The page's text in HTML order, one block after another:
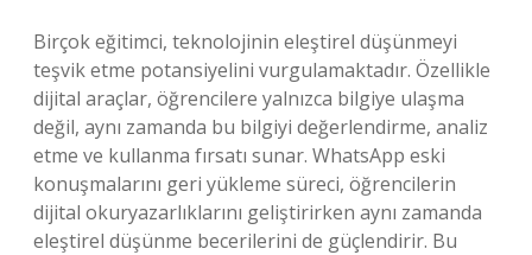
Birçok eğitimci, teknolojinin eleştirel düşünmeyi
teşvik etme potansiyelini vurgulamaktadır. Özellikle
dijital araçlar, öğrencilere yalnızca bilgiye ulaşma
değil, aynı zamanda bu bilgiyi değerlendirme, analiz
etme ve kullanma fırsatı sunar. WhatsApp eski
konuşmalarını geri yükleme süreci, öğrencilerin
dijital okuryazarlıklarını geliştirirken aynı zamanda
eleştirel düşünme becerilerini de güçlendirir. Bu